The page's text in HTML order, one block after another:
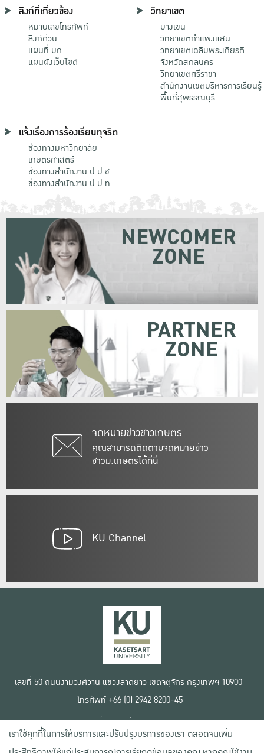
ลิงก์ที่เกี่ยวข้อง
หมายเลขโทรศัพท์
ลิงก์ด่วน
แผนที่ มก.
แผนผังเว็บไซต์
วิทยาเขต
บางเขน
วิทยาเขตกําแพงแสน
วิทยาเขตเฉลิมพระเกียรติ
จังหวัดสกลนคร
วิทยาเขตศรีราชา
สำนักงานเขตบริหารการเรียนรู้
พื้นที่สุพรรณบุรี
แจ้งเรื่องการร้องเรียนทุจริต
ช่องทางมหาวิทยาลัย
เกษตรศาสตร์
ช่องทางสำนักงาน ป.ป.ช.
ช่องทางสำนักงาน ป.ป.ท.
จดหมายข่าวชาวเกษตร
คุณสามารถติดตามจดหมายข่าว
ชาวม.เกษตรได้ที่นี่
NEWCOMER
ZONE
PARTNER
ZONE
KU Channel
เลขที่ 50 ถนนงามวงศ์วาน แขวงลาดยาว เขตจตุจักร กรุงเทพฯ 10900
โทรศัพท์ +66 (0) 2942 8200-45
เงื่อนไขการใช้งานเว็บไซต์
ข้อตกลงด้านสิทธิ์ใช้งาน
นโยบายความเป็นส่วนตัว
เราใช้คุกกี้ในการให้บริการและปรับปรุงบริการของเรา ตลอดจนเพิ่ม